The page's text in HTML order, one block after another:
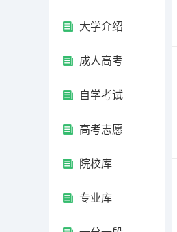
大学介绍
成人高考
自学考试
高考志愿
院校库
专业库